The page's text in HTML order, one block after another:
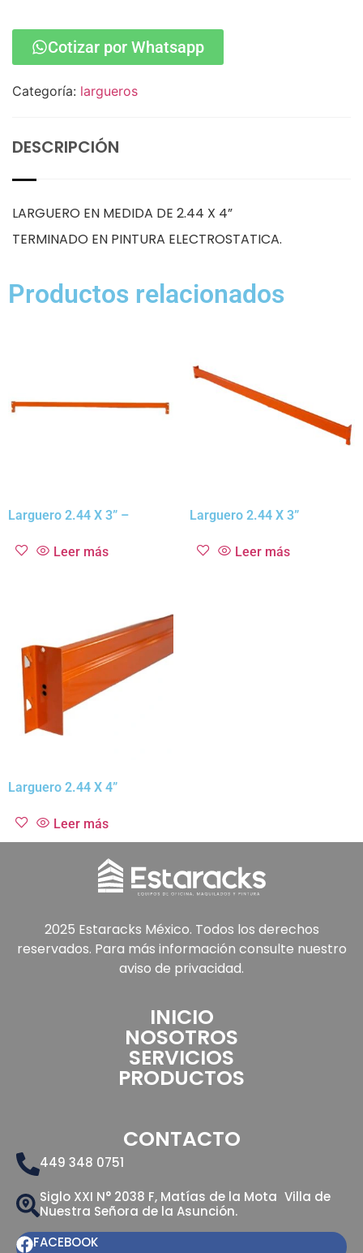
Cotizar por Whatsapp
Categoría: largueros
DESCRIPCIÓN
LARGUERO EN MEDIDA DE 2.44 X 4”
TERMINADO EN PINTURA ELECTROSTATICA.
Productos relacionados
Larguero 2.44 X 3” –
Leer más
Larguero 2.44 X 3”
Leer más
Larguero 2.44 X 4”
Leer más
2025 Estaracks México. Todos los derechos
reservados. Para más información consulte nuestro
aviso de privacidad.
INICIO
NOSOTROS
SERVICIOS
PRODUCTOS
CONTACTO
449 348 0751
Siglo XXI N° 2038 F, Matías de la Mota Villa de
Nuestra Señora de la Asunción.
FACEBOOK